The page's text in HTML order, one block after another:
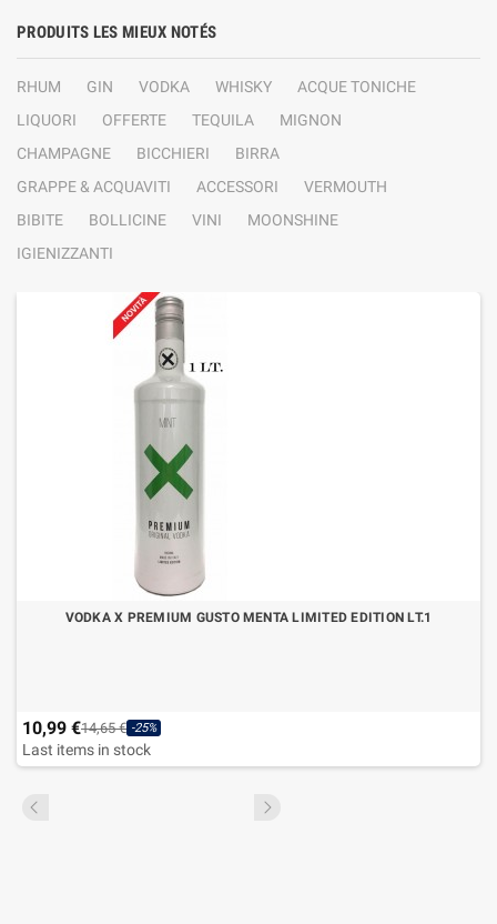
PRODUITS LES MIEUX NOTÉS
RHUM GIN VODKA WHISKY
ACQUE TONICHE
LIQUORI
OFFERTE TEQUILA
MIGNON
CHAMPAGNE
BICCHIERI
BIRRA
GRAPPE & ACQUAVITI
ACCESSORI
VERMOUTH
BIBITE
BOLLICINE VINI
MOONSHINE
IGIENIZZANTI
VODKA X PREMIUM GUSTO MENTA LIMITED EDITION LT.1
10,99 €14,65 € -25%
Last items in stock